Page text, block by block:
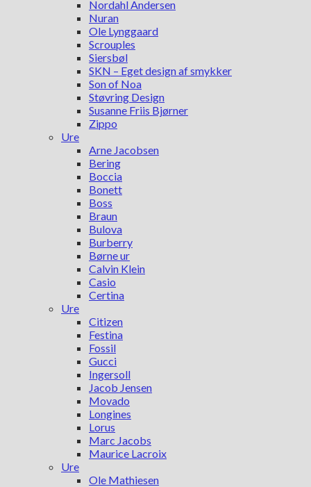
Nordahl Andersen
Nuran
Ole Lynggaard
Scrouples
Siersbøl
SKN – Eget design af smykker
Son of Noa
Støvring Design
Susanne Friis Bjørner
Zippo
Ure
Arne Jacobsen
Bering
Boccia
Bonett
Boss
Braun
Bulova
Burberry
Børne ur
Calvin Klein
Casio
Certina
Ure
Citizen
Festina
Fossil
Gucci
Ingersoll
Jacob Jensen
Movado
Longines
Lorus
Marc Jacobs
Maurice Lacroix
Ure
Ole Mathiesen